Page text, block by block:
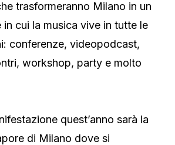
trasformeranno Milano in un
in cui la musica vive in tutte le
conferenze, videopodcast,
workshop, party e molto
quest’anno sarà la
di Milano dove si